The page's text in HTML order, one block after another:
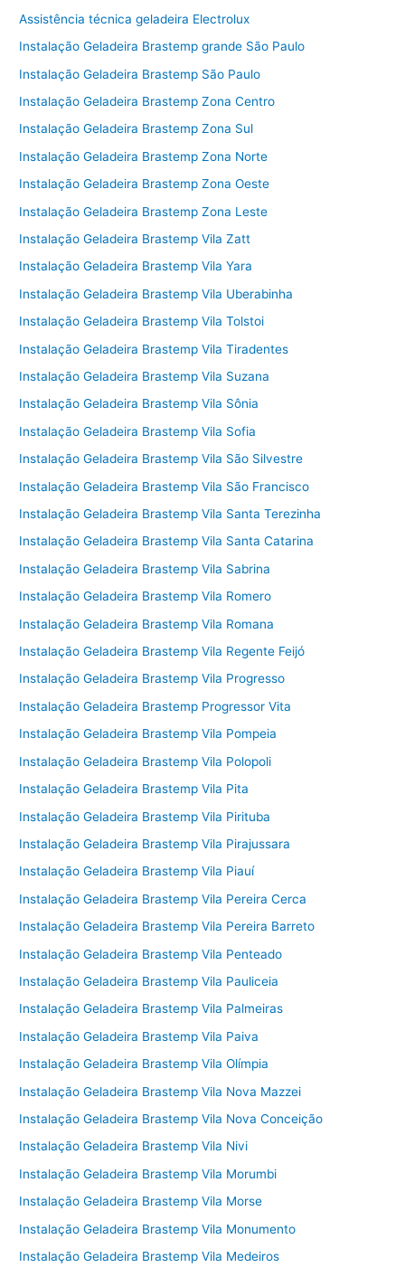
Assistência técnica geladeira Electrolux
Instalação Geladeira Brastemp grande São Paulo
Instalação Geladeira Brastemp São Paulo
Instalação Geladeira Brastemp Zona Centro
Instalação Geladeira Brastemp Zona Sul
Instalação Geladeira Brastemp Zona Norte
Instalação Geladeira Brastemp Zona Oeste
Instalação Geladeira Brastemp Zona Leste
Instalação Geladeira Brastemp Vila Zatt
Instalação Geladeira Brastemp Vila Yara
Instalação Geladeira Brastemp Vila Uberabinha
Instalação Geladeira Brastemp Vila Tolstoi
Instalação Geladeira Brastemp Vila Tiradentes
Instalação Geladeira Brastemp Vila Suzana
Instalação Geladeira Brastemp Vila Sônia
Instalação Geladeira Brastemp Vila Sofia
Instalação Geladeira Brastemp Vila São Silvestre
Instalação Geladeira Brastemp Vila São Francisco
Instalação Geladeira Brastemp Vila Santa Terezinha
Instalação Geladeira Brastemp Vila Santa Catarina
Instalação Geladeira Brastemp Vila Sabrina
Instalação Geladeira Brastemp Vila Romero
Instalação Geladeira Brastemp Vila Romana
Instalação Geladeira Brastemp Vila Regente Feijó
Instalação Geladeira Brastemp Vila Progresso
Instalação Geladeira Brastemp Progressor Vita
Instalação Geladeira Brastemp Vila Pompeia
Instalação Geladeira Brastemp Vila Polopoli
Instalação Geladeira Brastemp Vila Pita
Instalação Geladeira Brastemp Vila Pirituba
Instalação Geladeira Brastemp Vila Pirajussara
Instalação Geladeira Brastemp Vila Piauí
Instalação Geladeira Brastemp Vila Pereira Cerca
Instalação Geladeira Brastemp Vila Pereira Barreto
Instalação Geladeira Brastemp Vila Penteado
Instalação Geladeira Brastemp Vila Pauliceia
Instalação Geladeira Brastemp Vila Palmeiras
Instalação Geladeira Brastemp Vila Paiva
Instalação Geladeira Brastemp Vila Olímpia
Instalação Geladeira Brastemp Vila Nova Mazzei
Instalação Geladeira Brastemp Vila Nova Conceição
Instalação Geladeira Brastemp Vila Nivi
Instalação Geladeira Brastemp Vila Morumbi
Instalação Geladeira Brastemp Vila Morse
Instalação Geladeira Brastemp Vila Monumento
Instalação Geladeira Brastemp Vila Medeiros